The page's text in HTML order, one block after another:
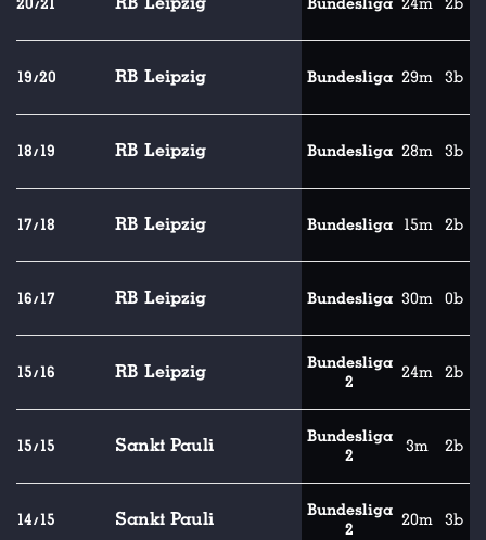
19/20 RB Leipzig Bundesliga 29m 3b
18/19 RB Leipzig Bundesliga 28m 3b
17/18 RB Leipzig Bundesliga 15m 2b
16/17 RB Leipzig Bundesliga 30m 0b
15/16 RB Leipzig
Bundesliga
2
24m 2b
15/15 Sankt Pauli
Bundesliga
2
3m 2b
14/15 Sankt Pauli
Bundesliga
2
20m 3b